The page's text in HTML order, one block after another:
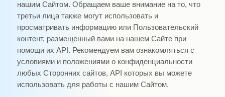
нашим Сайтом. Обращаем ваше внимание на то, что
третьи лица также могут использовать и
просматривать информацию или Пользовательский
контент, размещенный вами на нашем Сайте при
помощи их API. Рекомендуем вам ознакомляться с
условиями и положениями о конфиденциальности
любых Сторонних сайтов, API которых вы можете
использовать для работы с нашим Сайтом.